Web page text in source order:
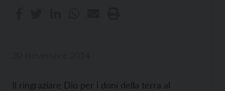
Il ringraziare Dio per i doni della terra al